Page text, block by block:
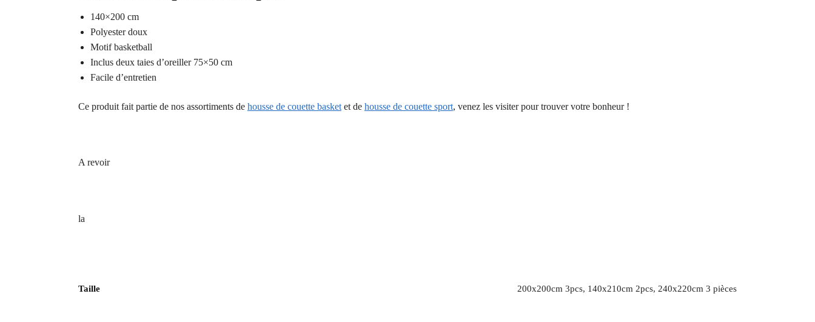
140×200 cm
Polyester doux
Motif basketball
Inclus deux taies d’oreiller 75×50 cm
Facile d’entretien
Ce produit fait partie de nos assortiments de housse de couette basketet de housse de couette sport, venez les visiter pour trouver votre bonheur !
A revoir
la
Taille 200x200cm 3pcs, 140x210cm 2pcs, 240x220cm 3 pièces